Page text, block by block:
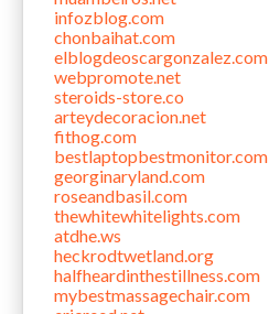
infozblog.com
chonbaihat.com
elblogdeoscargonzalez.com
webpromote.net
steroids-store.co
arteydecoracion.net
fithog.com
bestlaptopbestmonitor.com
georginaryland.com
roseandbasil.com
thewhitewhitelights.com
atdhe.ws
heckrodtwetland.org
halfheardinthestillness.com
mybestmassagechair.com